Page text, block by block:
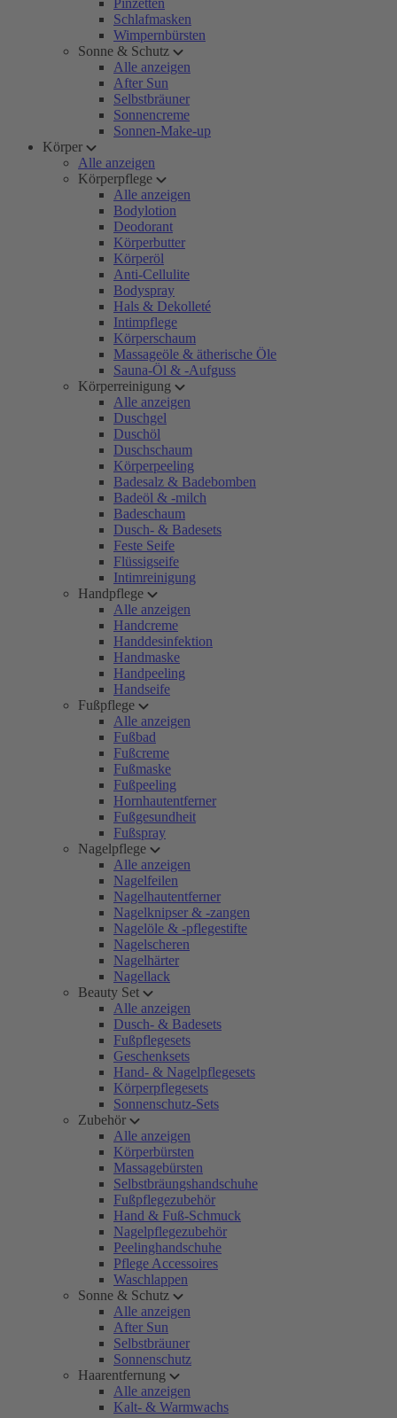
Pinzetten
Schlafmasken
Wimpernbürsten
Sonne & Schutz
Alle anzeigen
After Sun
Selbstbräuner
Sonnencreme
Sonnen-Make-up
Körper
Alle anzeigen
Körperpflege
Alle anzeigen
Bodylotion
Deodorant
Körperbutter
Körperöl
Anti-Cellulite
Bodyspray
Hals & Dekolleté
Intimpflege
Körperschaum
Massageöle & ätherische Öle
Sauna-Öl & -Aufguss
Körperreinigung
Alle anzeigen
Duschgel
Duschöl
Duschschaum
Körperpeeling
Badesalz & Badebomben
Badeöl & -milch
Badeschaum
Dusch- & Badesets
Feste Seife
Flüssigseife
Intimreinigung
Handpflege
Alle anzeigen
Handcreme
Handdesinfektion
Handmaske
Handpeeling
Handseife
Fußpflege
Alle anzeigen
Fußbad
Fußcreme
Fußmaske
Fußpeeling
Hornhautentferner
Fußgesundheit
Fußspray
Nagelpflege
Alle anzeigen
Nagelfeilen
Nagelhautentferner
Nagelknipser & -zangen
Nagelöle & -pflegestifte
Nagelscheren
Nagelhärter
Nagellack
Beauty Set
Alle anzeigen
Dusch- & Badesets
Fußpflegesets
Geschenksets
Hand- & Nagelpflegesets
Körperpflegesets
Sonnenschutz-Sets
Zubehör
Alle anzeigen
Körperbürsten
Massagebürsten
Selbstbräungshandschuhe
Fußpflegezubehör
Hand & Fuß-Schmuck
Nagelpflegezubehör
Peelinghandschuhe
Pflege Accessoires
Waschlappen
Sonne & Schutz
Alle anzeigen
After Sun
Selbstbräuner
Sonnenschutz
Haarentfernung
Alle anzeigen
Kalt- & Warmwachs